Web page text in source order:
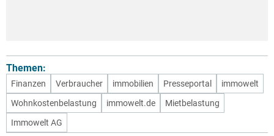
Themen:
Finanzen Verbraucher immobilien Presseportal
immowelt
Wohnkostenbelastung
immowelt.de
Mietbelastung
Immowelt AG